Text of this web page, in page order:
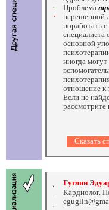
Проблема
нерешенной
поработать
специалиста
основной
иногда
отношение к
Если не
рассмотрите
Гуглин
Кардиолог.